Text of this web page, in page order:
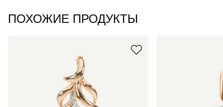
ПОХОЖИЕ ПРОДУКТЫ